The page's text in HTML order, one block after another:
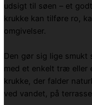
udsigt til søen – et
krukke kan tilføre ro,
omgivelser.
Den gør sig lige
med et enkelt træ eller
krukke, der falder
ved vandet, på